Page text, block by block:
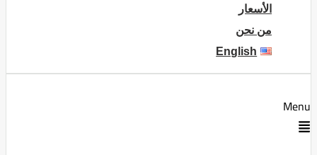
الأسعار
من نحن
English
Menu